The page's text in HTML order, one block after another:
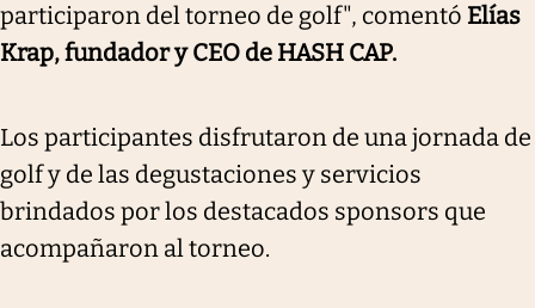
participaron del torneo de golf", comentó Elías
Krap, fundador y CEO de HASH CAP.
Los participantes disfrutaron de una jornada de
golf y de las degustaciones y servicios
brindados por los destacados sponsors que
acompañaron al torneo.